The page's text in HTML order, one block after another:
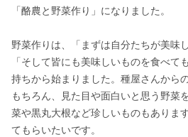
「酪農と野菜作り」になりました。
野菜作りは、「まずは自分たちが美味
「そして皆にも美味しいものを食べて
持ちから始まりました。種屋さんから
もちろん、見た目や面白いと思う野菜
菜や黒丸大根など珍しいものもありま
てもらいたいです。